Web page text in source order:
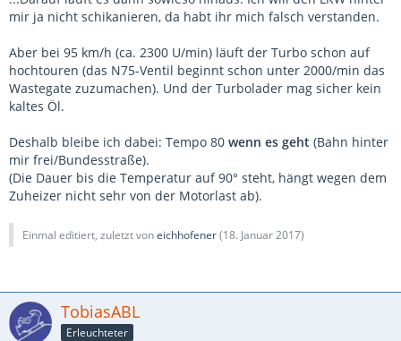
mir ja nicht schikanieren, da habt ihr mich falsch verstanden.
Aber bei 95 km/h (ca. 2300 U/min) läuft der Turbo schon auf
hochtouren (das N75-Ventil beginnt schon unter 2000/min das
Wastegate zuzumachen). Und der Turbolader mag sicher kein
kaltes Öl.
Deshalb bleibe ich dabei: Tempo 80 wenn es geht (Bahn hinter
mir frei/Bundesstraße).
(Die Dauer bis die Temperatur auf 90° steht, hängt wegen dem
Zuheizer nicht sehr von der Motorlast ab).
Einmal editiert, zuletzt voneichhofener(18. Januar 2017)
TobiasABL
Erleuchteter